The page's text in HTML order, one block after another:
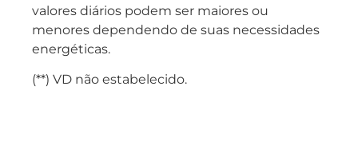
valores diários podem ser maiores ou
menores dependendo de suas necessidades
energéticas.
(**) VD não estabelecido.